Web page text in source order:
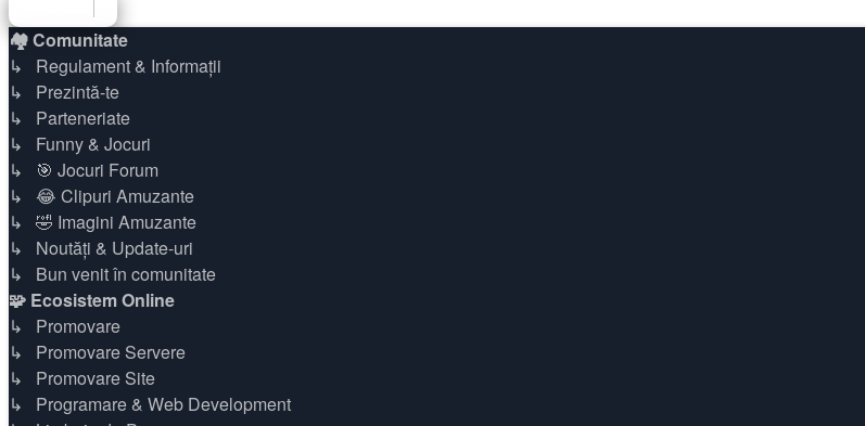
🏘️ Comunitate
↳ Regulament & Informații
↳ Prezintă-te
↳ Parteneriate
↳ Funny & Jocuri
↳ 🎯 Jocuri Forum
↳ 😂 Clipuri Amuzante
↳ 🤣 Imagini Amuzante
↳ Noutăți & Update-uri
↳ Bun venit în comunitate
🧩 Ecosistem Online
↳ Promovare
↳ Promovare Servere
↳ Promovare Site
↳ Programare & Web Development